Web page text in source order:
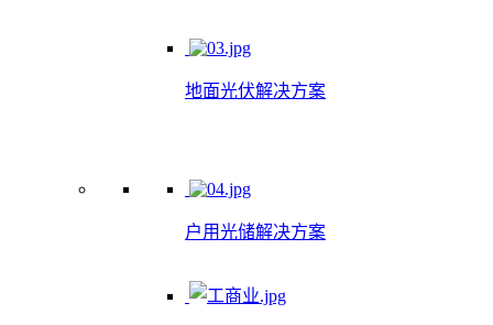
地面光伏解决方案
户用光储解决方案